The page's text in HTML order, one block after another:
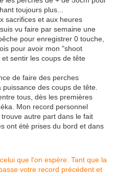
toujours plus...
sacrifices et aux heures
vu faire par semaine une
pour enregistrer 0 touche,
pour avoir mon "shoot
sentir les coups de tête
de faire des perches
des coups de tête.
tous, dès les premières
Mon record personnel
autre part dans le fait
ont été prises du bord et dans